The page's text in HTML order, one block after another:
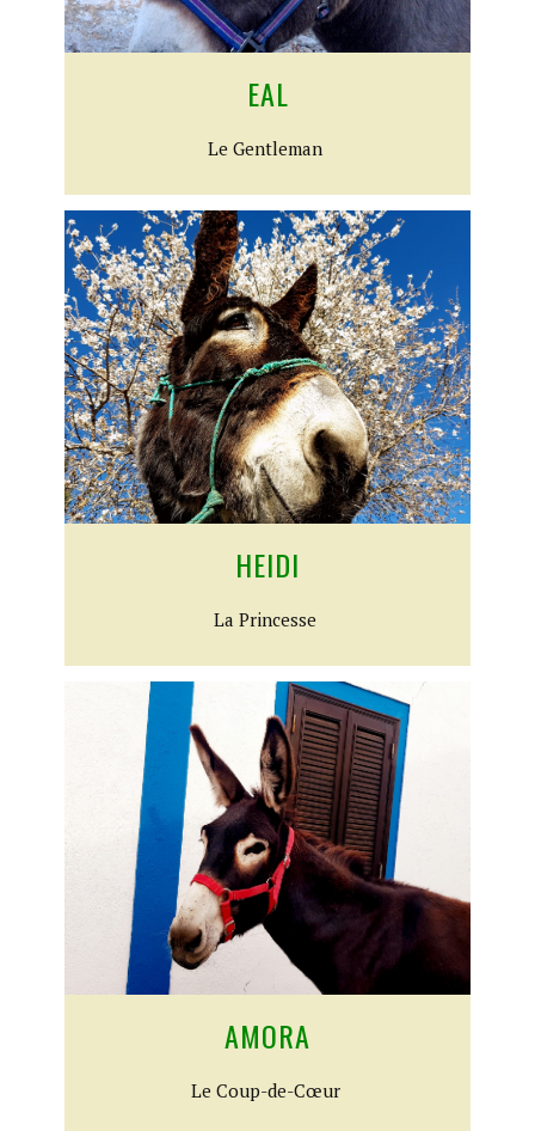
EAL
​Le Gentleman
HEIDI​
​La Princesse
AMORA
​Le Coup-de-Cœur